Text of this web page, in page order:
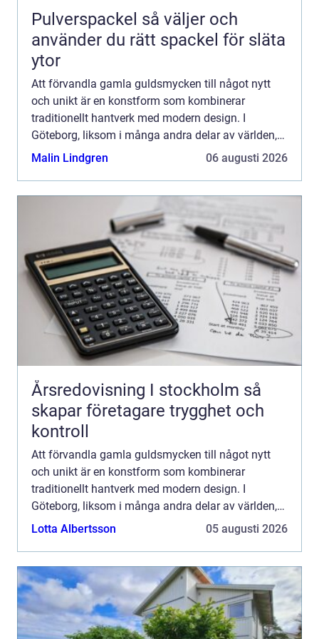
Pulverspackel så väljer och
använder du rätt spackel för släta
ytor
Att förvandla gamla guldsmycken till något nytt
och unikt är en konstform som kombinerar
traditionellt hantverk med modern design. I
Göteborg, liksom i många andra delar av världen,
finns det ett ökande intresse för att återanvända
Malin Lindgren 06 augusti 2026
Årsredovisning I stockholm så
skapar företagare trygghet och
kontroll
Att förvandla gamla guldsmycken till något nytt
och unikt är en konstform som kombinerar
traditionellt hantverk med modern design. I
Göteborg, liksom i många andra delar av världen,
finns det ett ökande intresse för att återanvända
Lotta Albertsson 05 augusti 2026